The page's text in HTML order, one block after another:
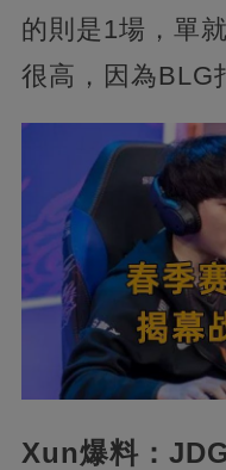
的則是1場，單
很高，因為BLG
Xun爆料：